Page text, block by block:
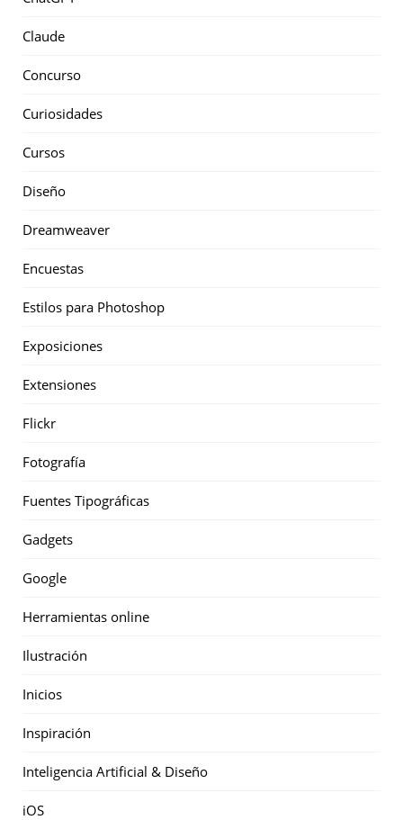
Claude
Concurso
Curiosidades
Cursos
Diseño
Dreamweaver
Encuestas
Estilos para Photoshop
Exposiciones
Extensiones
Flickr
Fotografía
Fuentes Tipográficas
Gadgets
Google
Herramientas online
Ilustración
Inicios
Inspiración
Inteligencia Artificial & Diseño
iOS